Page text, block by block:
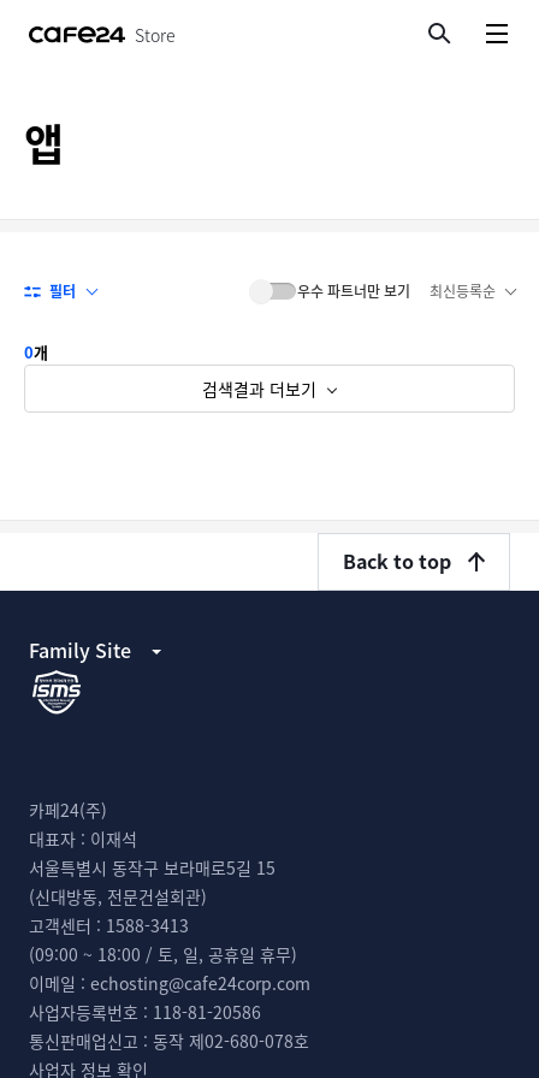
Store
앱
필터
0개
우수 파트너만 보기 최신등록순
검색결과 더보기
Family Site
Back to top
카페24(주)
대표자 : 이재석
서울특별시 동작구 보라매로5길 15
(신대방동, 전문건설회관)
고객센터 : 1588-3413
(09:00 ~ 18:00 / 토, 일, 공휴일 휴무)
이메일 : echosting@cafe24corp.com
사업자등록번호 : 118-81-20586
통신판매업신고 : 동작 제02-680-078호
사업자 정보 확인